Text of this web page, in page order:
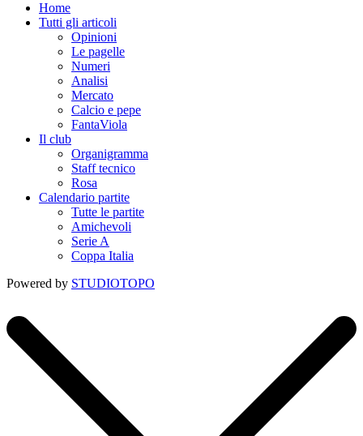
Home
Tutti gli articoli
Opinioni
Le pagelle
Numeri
Analisi
Mercato
Calcio e pepe
FantaViola
Il club
Organigramma
Staff tecnico
Rosa
Calendario partite
Tutte le partite
Amichevoli
Serie A
Coppa Italia
Powered by STUDIOTOPO